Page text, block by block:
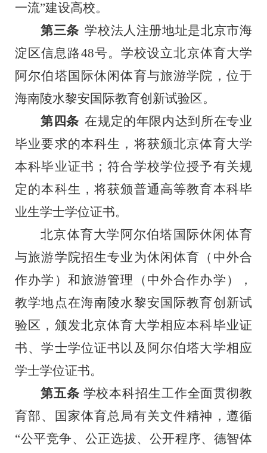
一流”建设高校。
第三条 学校法人注册地址是北京市海
淀区信息路48号。学校设立北京体育大学
阿尔伯塔国际休闲体育与旅游学院，位于
海南陵水黎安国际教育创新试验区。
第四条 在规定的年限内达到所在专业
毕业要求的本科生，将获颁北京体育大学
本科毕业证书；符合学校学位授予有关规
定的本科生，将获颁普通高等教育本科毕
业生学士学位证书。
北京体育大学阿尔伯塔国际休闲体育
与旅游学院招生专业为休闲体育（中外合
作办学）和旅游管理（中外合作办学），
教学地点在海南陵水黎安国际教育创新试
验区，颁发北京体育大学相应本科毕业证
书、学士学位证书以及阿尔伯塔大学相应
学士学位证书。
第五条 学校本科招生工作全面贯彻教
育部、国家体育总局有关文件精神，遵循
“公平竞争、公正选拔、公开程序、德智体